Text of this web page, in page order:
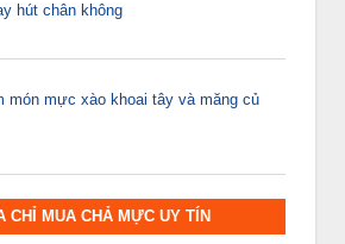
hút chân không
món mực xào khoai tây và măng củ
CHỈ MUA CHẢ MỰC UY TÍN